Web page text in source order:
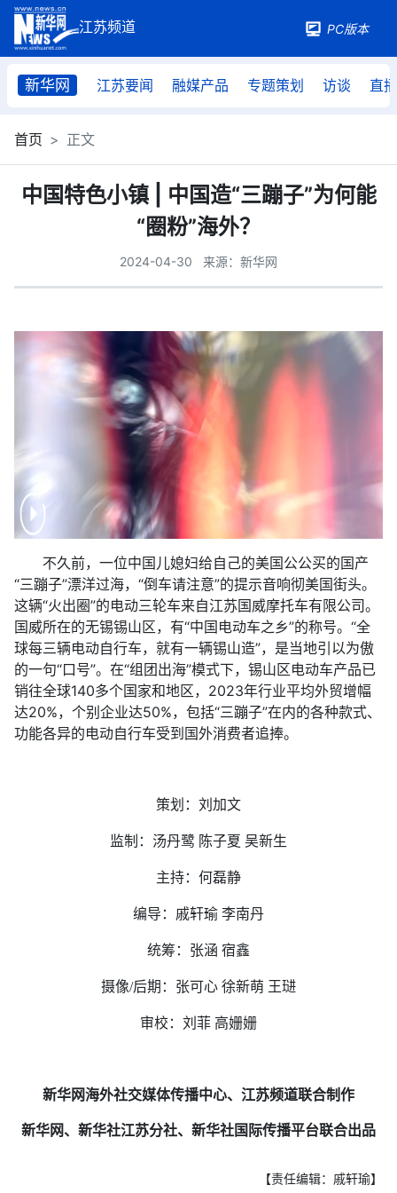
PC版本
新华网 江苏要闻 融媒产品 专题策划 访谈 直播
首页 正文
中国特色小镇 | 中国造“三蹦子”为何能
“圈粉”海外？
2024-04-30 来源：新华网
不久前，一位中国儿媳妇给自己的美国公公买的国产
“三蹦子”漂洋过海，“倒车请注意”的提示音响彻美国街头。
这辆“火出圈”的电动三轮车来自江苏国威摩托车有限公司。
国威所在的无锡锡山区，有“中国电动车之乡”的称号。“全
球每三辆电动自行车，就有一辆锡山造”，是当地引以为傲
的一句“口号”。在“组团出海”模式下，锡山区电动车产品已
销往全球140多个国家和地区，2023年行业平均外贸增幅
达20%，个别企业达50%，包括“三蹦子”在内的各种款式、
功能各异的电动自行车受到国外消费者追捧。
策划：刘加文
监制：汤丹鹭 陈子夏 吴新生
主持：何磊静
编导：戚轩瑜 李南丹
统筹：张涵 宿鑫
摄像/后期：张可心 徐新萌 王琎
审校：刘菲 高姗姗
新华网海外社交媒体传播中心、江苏频道联合制作
新华网、新华社江苏分社、新华社国际传播平台联合出品
【责任编辑：戚轩瑜】